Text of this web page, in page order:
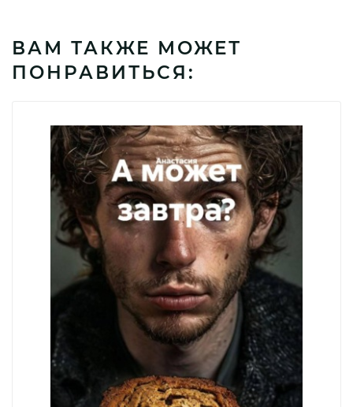
ВАМ ТАКЖЕ МОЖЕТ
ПОНРАВИТЬСЯ: